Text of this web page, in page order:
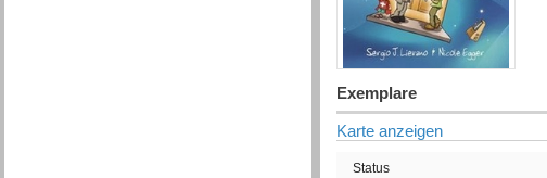
Exemplare
Karte anzeigen
Status